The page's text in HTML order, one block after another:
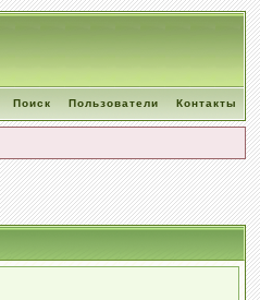
Поиск Пользователи Контакты